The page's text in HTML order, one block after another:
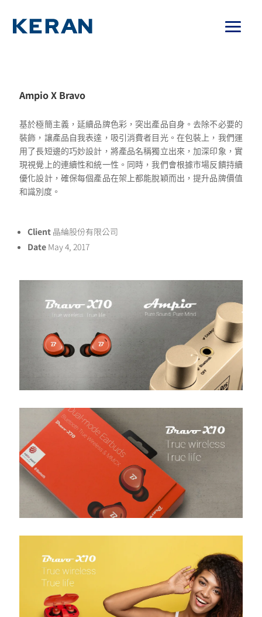
Ampio X Bravo
基於極簡主義，延續品牌色彩，突出產品自身。去除不必要的
裝飾，讓產品自我表達，吸引消費者目光。在包裝上，我們運
用了長短邊的巧妙設計，將產品名稱獨立出來，加深印象，實
現視覺上的連續性和統一性。同時，我們會根據市場反饋持續
優化設計，確保每個產品在架上都能脫穎而出，提升品牌價值
和識別度。
Client 晶綸股份有限公司
Date May 4, 2017